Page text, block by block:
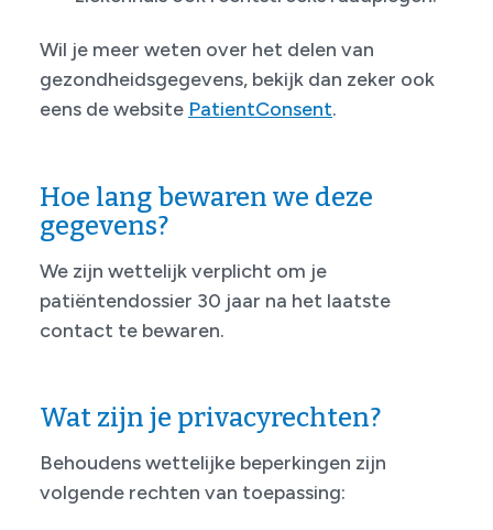
Wil je meer weten over het delen van
gezondheidsgegevens, bekijk dan zeker ook
eens de website PatientConsent.
Hoe lang bewaren we deze
gegevens?
We zijn wettelijk verplicht om je
patiëntendossier 30 jaar na het laatste
contact te bewaren.
Wat zijn je privacyrechten?
Behoudens wettelijke beperkingen zijn
volgende rechten van toepassing: